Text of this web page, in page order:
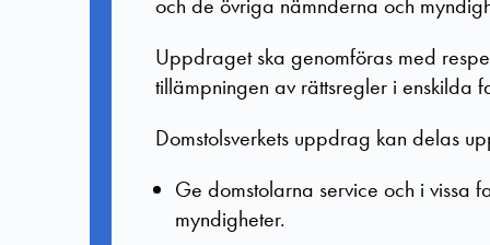
och de övriga nämnderna och
Uppdraget ska genomföras med
tillämpningen av rättsregler i enskilda
Domstolsverkets uppdrag kan delas
Ge domstolarna service och i vissa
myndigheter.